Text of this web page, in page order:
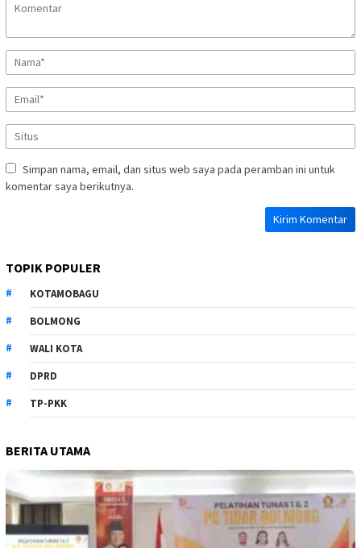
Simpan nama, email, dan situs web saya pada peramban ini untuk
komentar saya berikutnya.
TOPIK POPULER
KOTAMOBAGU
BOLMONG
WALI KOTA
DPRD
TP-PKK
BERITA UTAMA